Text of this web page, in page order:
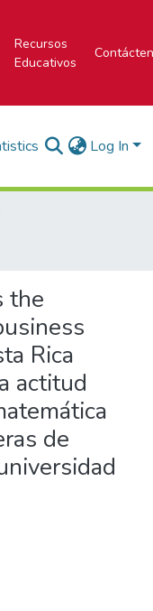
Recursos
Educativos
Log In
the
Rica
actitud
de